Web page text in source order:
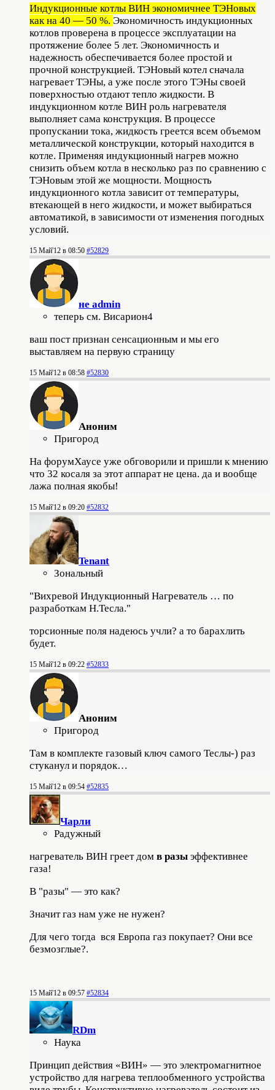
Индукционные котлы ВИН экономичнее ТЭНовых
как на 40 — 50 %. Экономичность индукционных
котлов проверена в процессе эксплуатации на
протяжение более 5 лет. Экономичность и
надежность обеспечивается более простой и
прочной конструкцией. ТЭНовый котел сначала
нагревает ТЭНы, а уже после этого ТЭНы своей
поверхностью отдают тепло жидкости. В
индукционном котле ВИН роль нагревателя
выполняет сама конструкция. В процессе
пропускании тока, жидкость греется всем объемом
металлической конструкции, который находится в
котле. Применяя индукционный нагрев можно
снизить объем котла в несколько раз по сравнению с
ТЭНовым этой же мощности. Мощность
индукционного котла зависит от температуры,
втекающей в него жидкости, и может выбираться
автоматикой, в зависимости от изменения погодных
условий.
15 Май'12 в 08:50 #52829
не admin
теперь см. Висариoн4
ваш пост признан сенсационным и мы его
выставляем на первую страницу
15 Май'12 в 08:58 #52830
Аноним
Пригород
На форумХаусе уже обговорили и пришли к мнению
что 32 косаля за этот аппарат не цена. да и вообще
лажа полная якобы!
15 Май'12 в 09:20 #52832
Tenant
Зональный
"Вихревой Индукционный Нагреватель … по
разработкам Н.Тесла."
торсионные поля надеюсь учли? а то барахлить
будет.
15 Май'12 в 09:22 #52833
Аноним
Пригород
Там в комплекте газовый ключ самого Теслы-) раз
стуканул и порядок…
15 Май'12 в 09:54 #52835
Чарли
Радужный
нагреватель ВИН греет дом в разы эффективнее
газа!
В "разы" — это как?
Значит газ нам уже не нужен?
Для чего тогда вся Европа газ покупает? Они все
безмозглые?.
15 Май'12 в 09:57 #52834
RDm
Наука
Принцип действия «ВИН» — это электромагнитное
устройство для нагрева теплообменного устройства